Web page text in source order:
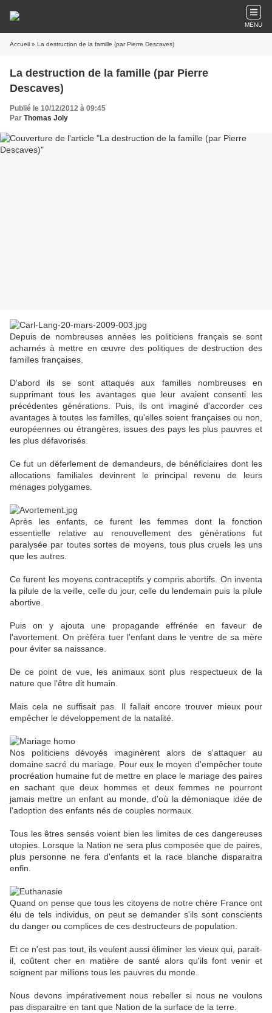
MENU
Accueil » La destruction de la famille (par Pierre Descaves)
La destruction de la famille (par Pierre
Descaves)
Publié le 10/12/2012 à 09:45
Par Thomas Joly
Depuis de nombreuses années les politiciens français se sont
acharnés à mettre en œuvre des politiques de destruction des
familles françaises.
D'abord ils se sont attaqués aux familles nombreuses en
supprimant tous les avantages que leur avaient consenti les
précédentes générations. Puis, ils ont imaginé d'accorder ces
avantages à toutes les familles, qu'elles soient françaises ou non,
européennes ou étrangères, issues des pays les plus pauvres et
les plus défavorisés.
Ce fut un déferlement de demandeurs, de bénéficiaires dont les
allocations familiales devinrent le principal revenu de leurs
ménages polygames.
Après les enfants, ce furent les femmes dont la fonction
essentielle relative au renouvellement des générations fut
paralysée par toutes sortes de moyens, tous plus cruels les uns
que les autres.
Ce furent les moyens contraceptifs y compris abortifs. On inventa
la pilule de la veille, celle du jour, celle du lendemain puis la pilule
abortive.
Puis on y ajouta une propagande effrénée en faveur de
l'avortement. On préféra tuer l'enfant dans le ventre de sa mère
pour éviter sa naissance.
De ce point de vue, les animaux sont plus respectueux de la
nature que l'être dit humain.
Mais cela ne suffisait pas. Il fallait encore trouver mieux pour
empêcher le développement de la natalité.
Nos politiciens dévoyés imaginèrent alors de s'attaquer au
domaine sacré du mariage. Pour eux le moyen d'empêcher toute
procréation humaine fut de mettre en place le mariage des paires
en sachant que deux hommes et deux femmes ne pourront
jamais mettre un enfant au monde, d'où la démoniaque idée de
l'adoption des enfants nés de couples normaux.
Tous les êtres sensés voient bien les limites de ces dangereuses
utopies. Lorsque la Nation ne sera plus composée que de paires,
plus personne ne fera d'enfants et la race blanche disparaitra
enfin.
Quand on pense que tous les citoyens de notre chère France ont
élu de tels individus, on peut se demander s'ils sont conscients
du danger ou complices de ces destructeurs de population.
Et ce n'est pas tout, ils veulent aussi éliminer les vieux qui, parait-
il, coûtent cher en matière de santé alors qu'ils font venir et
soignent par millions tous les pauvres du monde.
Nous devons impérativement nous rebeller si nous ne voulons
pas disparaitre en tant que Nation de la surface de la terre.